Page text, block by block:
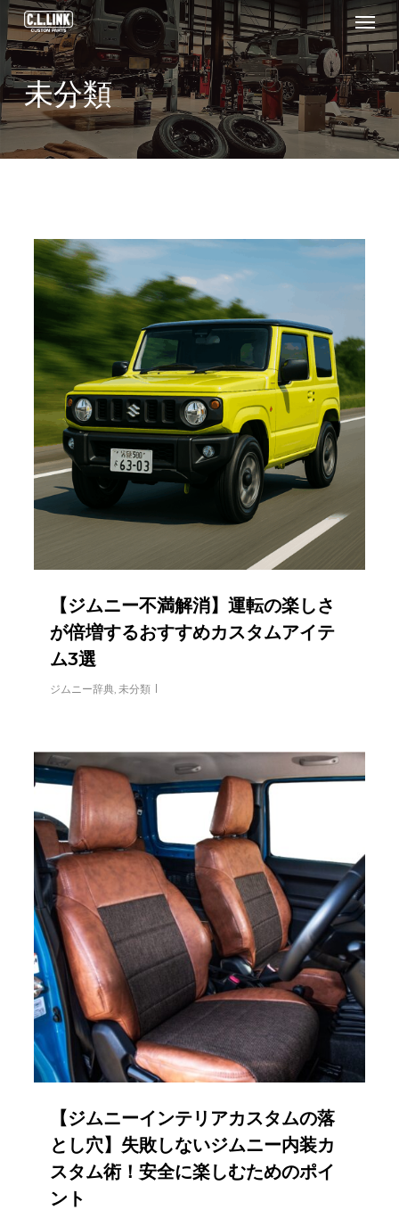
Skip
to
main
content
Menu
未分類
【ジムニー不満解消】運転の楽しさ
が倍増するおすすめカスタムアイテ
ム3選
ジムニー辞典 ,未分類
【ジムニーインテリアカスタムの落
とし穴】失敗しないジムニー内装カ
スタム術！安全に楽しむためのポイ
ント